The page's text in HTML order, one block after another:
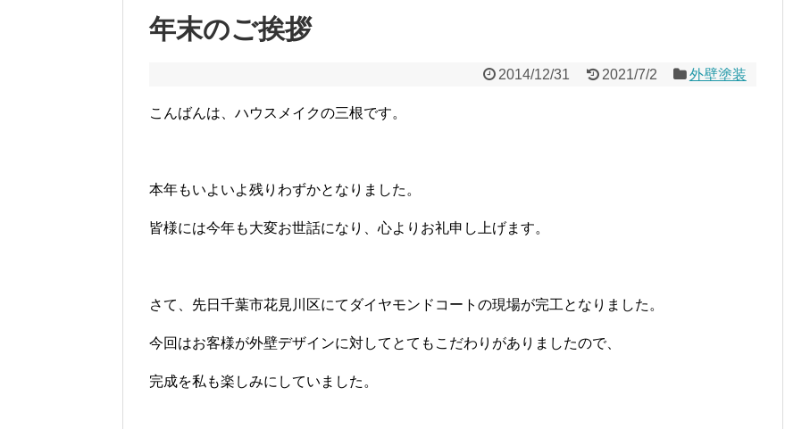
年末のご挨拶
2014/12/31 2021/7/2 外壁塗装
こんばんは、ハウスメイクの三根です。
本年もいよいよ残りわずかとなりました。
皆様には今年も大変お世話になり、心よりお礼申し上げます。
さて、先日千葉市花見川区にてダイヤモンドコートの現場が完工となりました。
今回はお客様が外壁デザインに対してとてもこだわりがありましたので、
完成を私も楽しみにしていました。